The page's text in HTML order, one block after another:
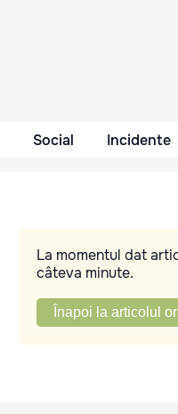
Social Incidente
La momentul dat
câteva minute.
Înapoi la articolul